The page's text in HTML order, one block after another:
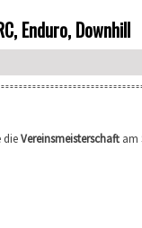
Enduro, Downhill
dieVereinsmeisterschaft am